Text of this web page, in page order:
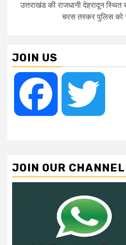
उत्तराखंड की राजधानी देहरादून
चरस तस्कर पुलिस को
JOIN US
Facebook
JOIN OUR CHANNEL